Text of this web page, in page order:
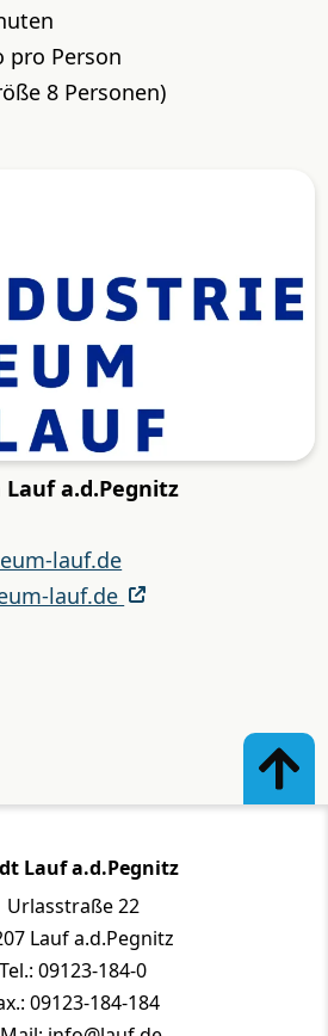
Person
8 Personen)
a.d.Pegnitz
lauf.de
lauf.de
Lauf a.d.Pegnitz
Urlasstraße 22
Lauf a.d.Pegnitz
Tel.: 09123-184-0
09123-184-184